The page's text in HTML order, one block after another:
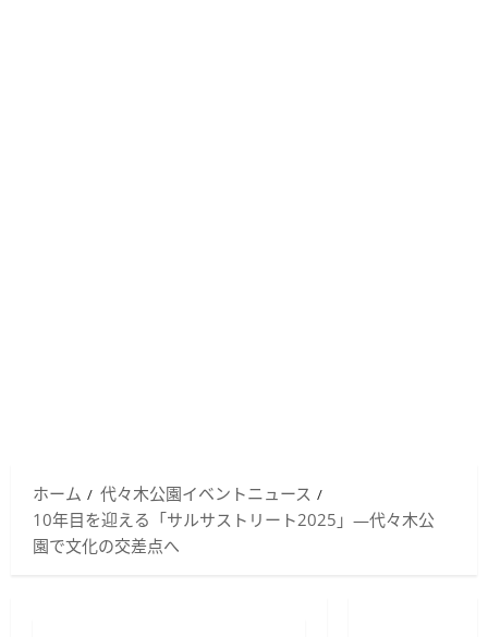
ホーム
代々木公園イベントニュース
10年目を迎える「サルサストリート2025」—代々木公
園で文化の交差点へ